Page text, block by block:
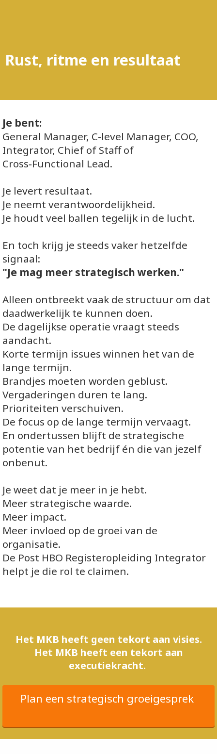
Rust, ritme en resultaat
Je bent:
General Manager, C-level Manager, COO,
Integrator, Chief of Staff of
Cross‑Functional Lead.
Je levert resultaat.
Je neemt verantwoordelijkheid.
Je houdt veel ballen tegelijk in de lucht.
En toch krijg je steeds vaker hetzelfde
signaal:
"Je mag meer strategisch werken."
Alleen ontbreekt vaak de structuur om dat
daadwerkelijk te kunnen doen.
De dagelijkse operatie vraagt steeds
aandacht.
Korte termijn issues winnen het van de
lange termijn.
Brandjes moeten worden geblust.
Vergaderingen duren te lang.
Prioriteiten verschuiven.
De focus op de lange termijn vervaagt.
En ondertussen blijft de strategische
potentie van het bedrijf én die van jezelf
onbenut.
Je weet dat je meer in je hebt.
Meer strategische waarde.
Meer impact.
Meer invloed op de groei van de
organisatie.
De Post HBO Registeropleiding Integrator
helpt je die rol te claimen.
Het MKB heeft geen tekort aan visies.
Het MKB heeft een tekort aan
executiekracht.
Plan een strategisch groeigesprek